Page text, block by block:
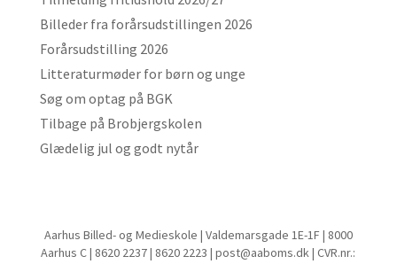
Billeder fra forårsudstillingen 2026
Forårsudstilling 2026
Litteraturmøder for børn og unge
Søg om optag på BGK
Tilbage på Brobjergskolen
Glædelig jul og godt nytår
Aarhus Billed- og Medieskole | Valdemarsgade 1E-1F | 8000
Aarhus C | 8620 2237 | 8620 2223 | post@aaboms.dk | CVR.nr.: